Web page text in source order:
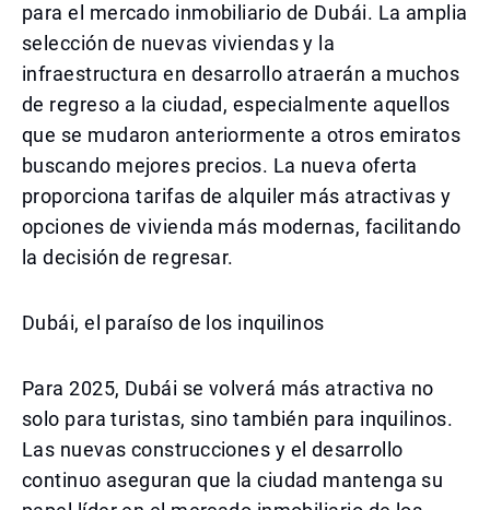
para el mercado inmobiliario de Dubái. La amplia
selección de nuevas viviendas y la
infraestructura en desarrollo atraerán a muchos
de regreso a la ciudad, especialmente aquellos
que se mudaron anteriormente a otros emiratos
buscando mejores precios. La nueva oferta
proporciona tarifas de alquiler más atractivas y
opciones de vivienda más modernas, facilitando
la decisión de regresar.
Dubái, el paraíso de los inquilinos
Para 2025, Dubái se volverá más atractiva no
solo para turistas, sino también para inquilinos.
Las nuevas construcciones y el desarrollo
continuo aseguran que la ciudad mantenga su